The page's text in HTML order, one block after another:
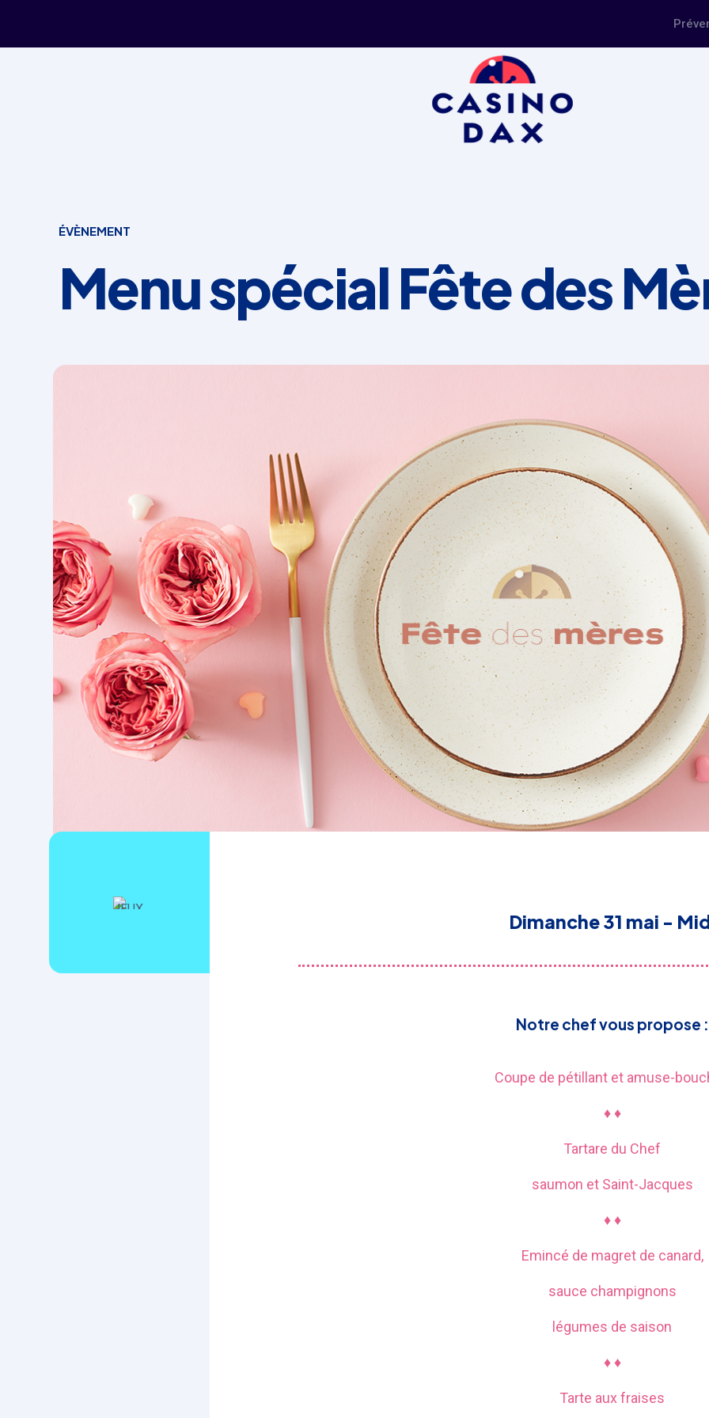
ÉVÈNEMENT
Menu spécial Fête des
Dimanche 31 mai -
Notre chef vous propose :
Coupe de pétillant et amuse-
♦ ♦
Tartare du Chef
saumon et Saint-Jacques
♦ ♦
Emincé de magret de canard,
sauce champignons
légumes de saison
♦ ♦
Tarte aux fraises